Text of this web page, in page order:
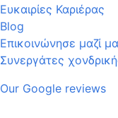
Ευκαιρίες Καριέρας
Blog
Επικοινώνησε μαζί
Συνεργάτες
Our Google reviews